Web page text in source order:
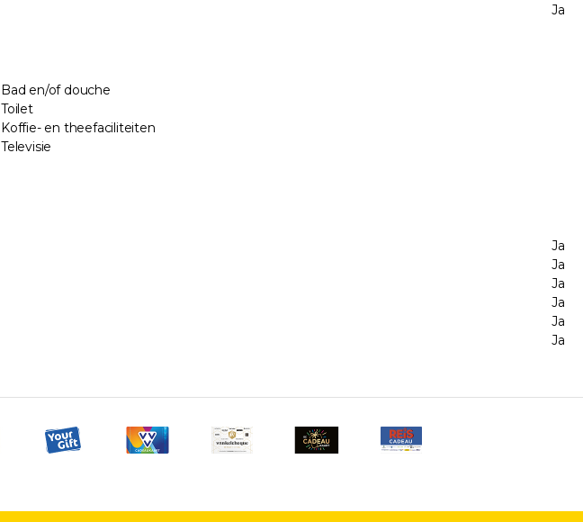
Ja
Bad en/of douche
Toilet
Koffie- en theefaciliteiten
Televisie
Ja
Ja
Ja
Ja
Ja
Ja